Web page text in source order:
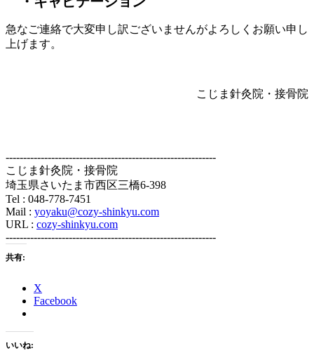
急なご連絡で大変申し訳ございませんがよろしくお願い申し
上げます。
こじま針灸院・接骨院
------------------------------------------------------------
こじま針灸院・接骨院
埼玉県さいたま市西区三橋6-398
Tel : 048-778-7451
Mail : yoyaku@cozy-shinkyu.com
URL : cozy-shinkyu.com
------------------------------------------------------------
共有:
X
Facebook
いいね: